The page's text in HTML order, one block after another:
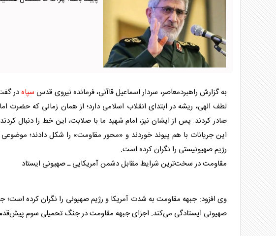
به گزارش راهبردمعاصر، سردار اسماعیل قاآنی، فرمانده نیروی قدس سپاهدر
لطف الهی، ریشه در ابتدای انقلاب اسلامی دارد؛ از همان زمانی که حضرت
صادر کردند. پس از ایشان نیز، امام شهید ما با صلابت، این خط را دنبال
این جریانات با هم پیوند خوردند و «محور مقاومت» را شکل دادند؛ موضوعی
رژیم صهیونیستی را نگران کرده است.
مقاومت در سخت‌ترین شرایط مقابل دشمن آمریکایی ـ صهیونی ایستاد
وی افزود: جبهه مقاومت به شدت آمریکا و رژیم صهیونی را نگران کرده
صهیونی ایستادگی می‌کند. اجزای جبهه مقاومت در جنگ تحمیلی سوم پیش‌قدم